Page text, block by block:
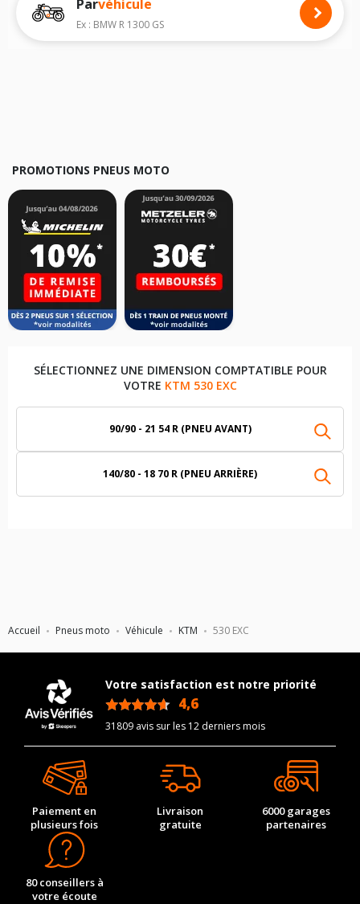
Accueil Pneus moto Véhicule KTM 530 EXC
Nous recommandons de toujours monter des pneus moto avec les
dimensions homologuées par le constructeur.
Pour cela, veuillez sélectionner le modèle de votre motoKTM 530 EXC
Parvéhicule
Ex : BMW R 1300 GS
PROMOTIONS PNEUS MOTO
SÉLECTIONNEZ UNE DIMENSION COMPTATIBLE POUR
VOTRE KTM 530 EXC
90/90 - 21 54 R (PNEU AVANT)
140/80 - 18 70 R (PNEU ARRIÈRE)
Votre satisfaction est notre priorité
4,6
31809 avis sur les 12 derniers mois
Paiement en
plusieurs fois
Livraison
gratuite
6000 garages
partenaires
80 conseillers à
votre écoute